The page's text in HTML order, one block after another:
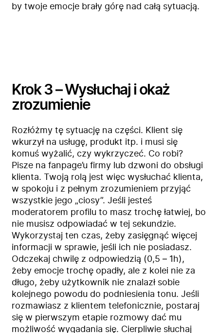
by twoje emocje brały górę nad całą sytuacją.
Krok 3 – Wysłuchaj i okaż
zrozumienie
Rozłóżmy tę sytuację na części. Klient się
wkurzył na usługę, produkt itp. i musi się
komuś wyżalić, czy wykrzyczeć. Co robi?
Pisze na fanpage’u firmy lub dzwoni do obsługi
klienta. Twoją rolą jest więc wysłuchać klienta,
w spokoju i z pełnym zrozumieniem przyjąć
wszystkie jego „ciosy”. Jeśli jesteś
moderatorem profilu to masz trochę łatwiej, bo
nie musisz odpowiadać w tej sekundzie.
Wykorzystaj ten czas, żeby zasięgnąć więcej
informacji w sprawie, jeśli ich nie posiadasz.
Odczekaj chwilę z odpowiedzią (0,5 – 1h),
żeby emocje trochę opadły, ale z kolei nie za
długo, żeby użytkownik nie znalazł sobie
kolejnego powodu do podniesienia tonu. Jeśli
rozmawiasz z klientem telefonicznie, postaraj
się w pierwszym etapie rozmowy dać mu
możliwość wygadania się. Cierpliwie słuchaj